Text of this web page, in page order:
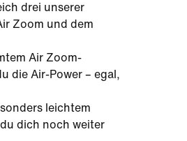
drei unserer
Zoom und dem
Air Zoom-
die Air-Power – egal,
leichtem
dich noch weiter